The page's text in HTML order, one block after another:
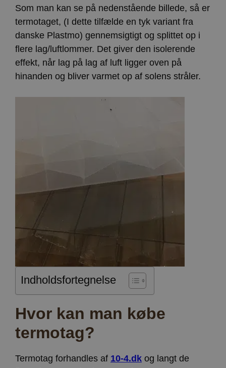
Som man kan se på nedenstående billede, så er
termotaget, (I dette tilfælde en tyk variant fra
danske Plastmo) gennemsigtigt og splittet op i
flere lag/luftlommer. Det giver den isolerende
effekt, når lag på lag af luft ligger oven på
hinanden og bliver varmet op af solens stråler.
Indholdsfortegnelse
Hvor kan man købe
termotag?
Termotag forhandles af 10-4.dk og langt de